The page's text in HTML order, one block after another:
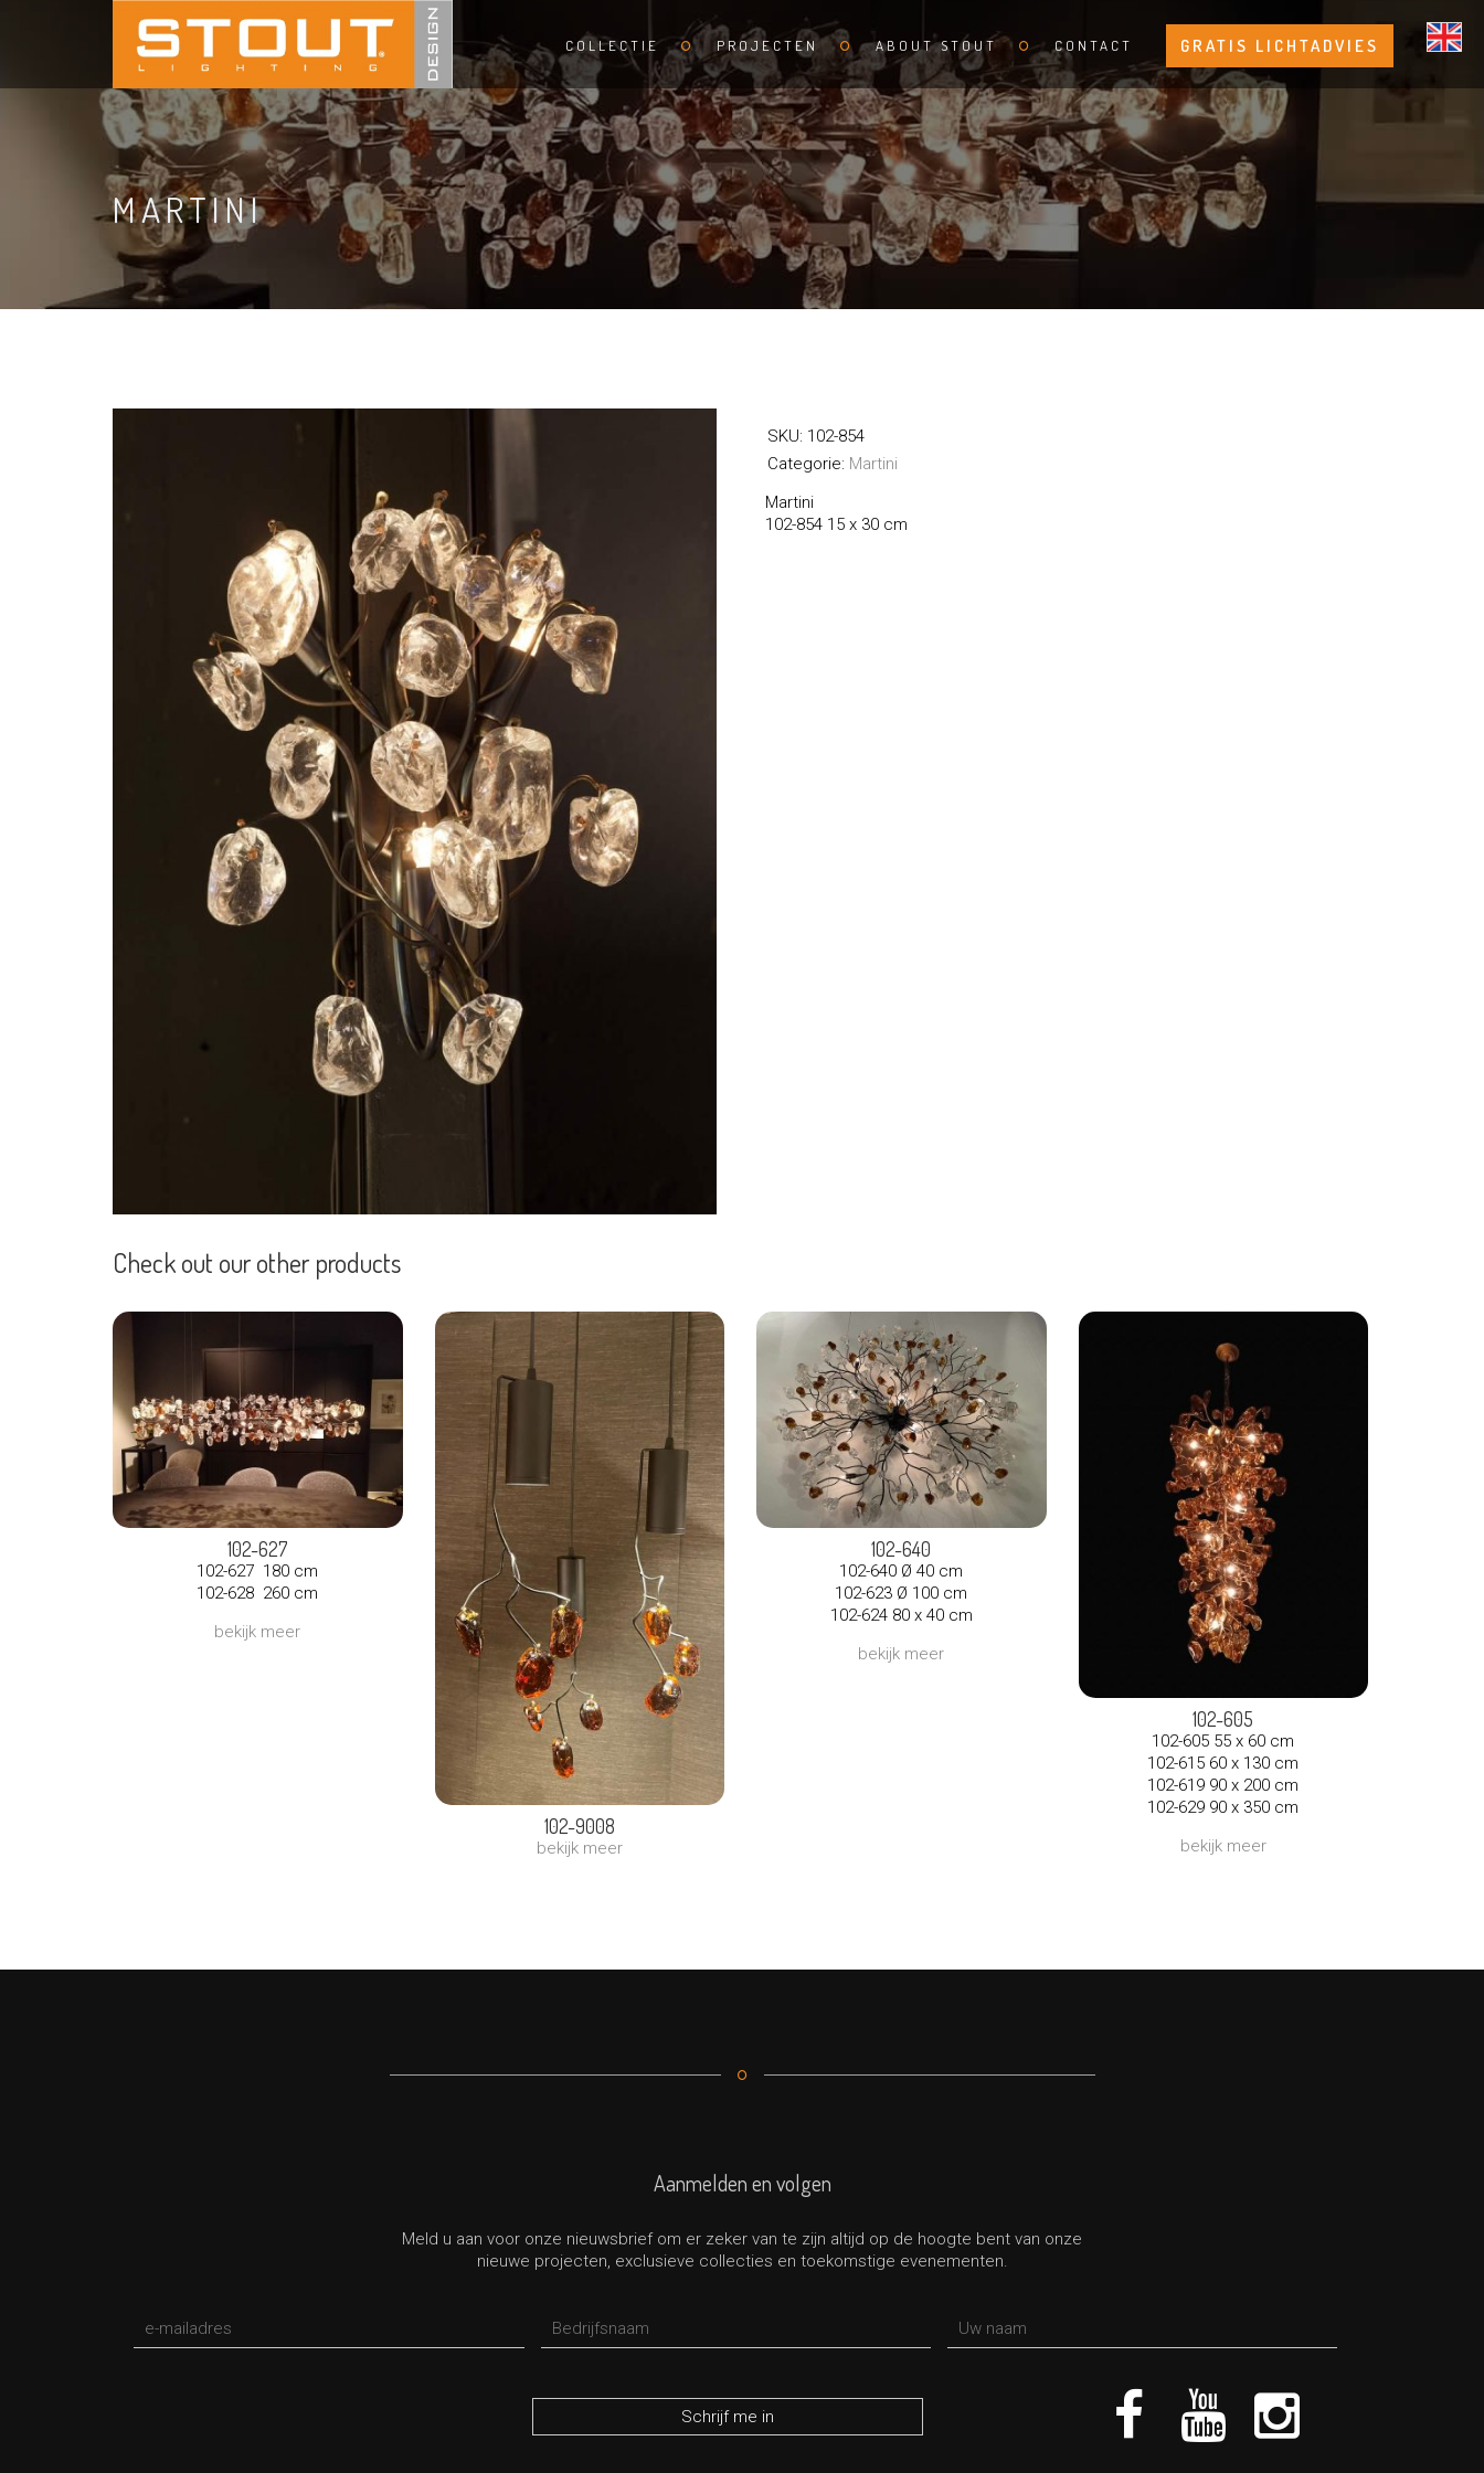
COLLECTIE PROJECTEN ABOUT STOUT CONTACT GRATIS LICHTADVIES
MARTINI
SKU: 102-854
Categorie: Martini
Martini
102-854 15 x 30 cm
Check out our other products
102-627
102-627 180 cm
102-628 260 cm
bekijk meer
102-9008
bekijk meer
102-640
102-640 Ø 40 cm
102-623 Ø 100 cm
102-624 80 x 40 cm
bekijk meer
102-605
102-605 55 x 60 cm
102-615 60 x 130 cm
102-619 90 x 200 cm
102-629 90 x 350 cm
bekijk meer
Aanmelden en volgen
Meld u aan voor onze nieuwsbrief om er zeker van te zijn altijd op de hoogte bent van onze
nieuwe projecten, exclusieve collecties en toekomstige evenementen.